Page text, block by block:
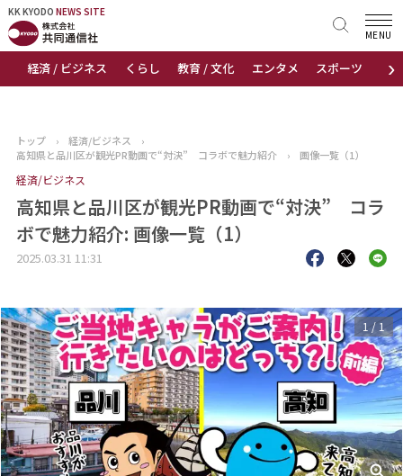
KK KYODO NEWS SITE
›
経済 / ビジネス くらし 教育 / 文化 エンタメ スポーツ 地域
MENU
KK KYODONEWS SITE
トップページ
ニュース
おすすめコンテンツ
出版物
トップ › 経済/ビジネス
›
高知県と品川区が観光PR動画で“対決” コラボで魅力紹介
› 画像一覧（1）
経済/ビジネス
高知県と品川区が観光PR動画で“対決” コラ
ボで魅力紹介: 画像一覧（1）
2025.03.31 11:31
1 / 1